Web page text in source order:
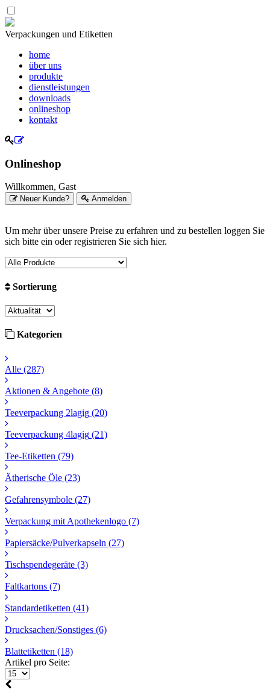
Verpackungen und Etiketten
home
über uns
produkte
dienstleistungen
downloads
onlineshop
kontakt
Onlineshop
Willkommen, Gast
Neuer Kunde? Anmelden
Um mehr über unsere Preise zu erfahren und zu bestellen loggen Sie
sich bitte ein oder registrieren Sie sich hier.
Sortierung
Kategorien
Alle (287)
Aktionen & Angebote (8)
Teeverpackung 2lagig (20)
Teeverpackung 4lagig (21)
Tee-Etiketten (79)
Ätherische Öle (23)
Gefahrensymbole (27)
Verpackung mit Apothekenlogo (7)
Papiersäcke/Pulverkapseln (27)
Tischspendegeräte (3)
Faltkartons (7)
Standardetiketten (41)
Drucksachen/Sonstiges (6)
Blattetiketten (18)
Artikel pro Seite: